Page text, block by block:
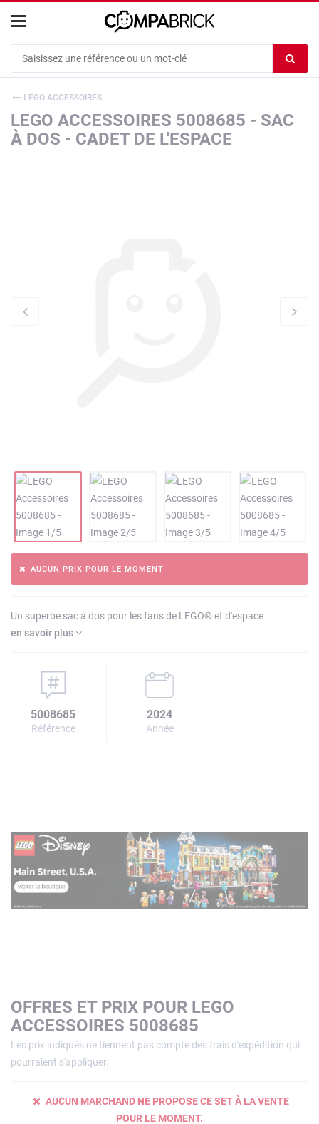
le
LEGO ACCESSOIRES
LEGO ACCESSOIRES 5008685 - SAC
À DOS - CADET DE L'ESPACE
AUCUN PRIX POUR LE MOMENT
Un superbe sac à dos pour les fans de LEGO® et d'espace
en savoir plus
5008685
Référence
2024
Année
OFFRES ET PRIX POUR LEGO
ACCESSOIRES 5008685
Les prix indiqués ne tiennent pas compte des frais d'expédition qui
pourraient s'appliquer.
AUCUN MARCHAND NE PROPOSE CE SET À LA VENTE
POUR LE MOMENT.
Cookies management panel